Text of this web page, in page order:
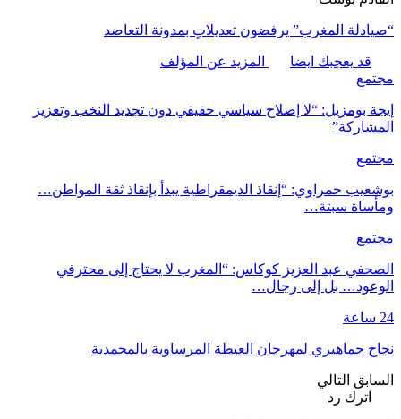
“صيادلة المغرب” يرفضون تعديلاتٍ بمدونة التعاضد
قد يعجبك ايضا
المزيد عن المؤلف
مجتمع
إيجة بومزيل: “لا إصلاح سياسي حقيقي دون تجديد النخب وتعزيز
المشاركة”
مجتمع
بوشعيب حمراوي: “إنقاذ الديمقراطية يبدأ بإنقاذ ثقة المواطن…
ومأساة سبتة…
مجتمع
الصحفي عبد العزيز كوكاس: “المغرب لا يحتاج إلى محترفي
الوعود… بل إلى رجال…
24 ساعة
نجاح جماهيري لمهرجان العيطة المرساوية بالمحمدية
السابق التالي
اترك رد